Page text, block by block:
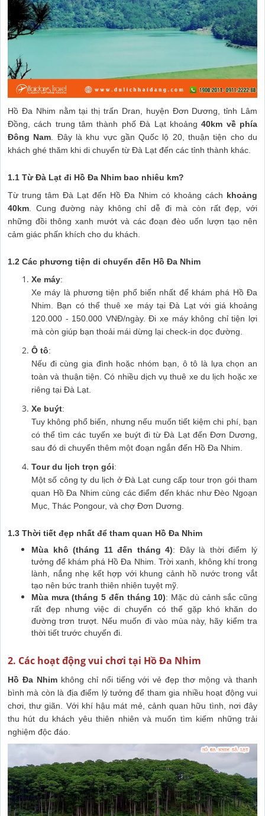
Hồ Đa Nhim nằm tại thị trấn Dran, huyện Đơn Dương, tỉnh Lâm
Đồng, cách trung tâm thành phố Đà Lạt khoảng40km về phía
Đông Nam . Đây là khu vực gần Quốc lộ 20, thuận tiện cho du
khách ghé thăm khi di chuyển từ Đà Lạt đến các tỉnh thành khác.
1.1 Từ Đà Lạt đi Hồ Đa Nhim bao nhiêu km?
Từ trung tâm Đà Lạt đến Hồ Đa Nhim có khoảng cách khoảng
40km . Cung đường này không chỉ dễ đi mà còn rất đẹp, với
những đồi thông xanh mướt và các đoạn đèo uốn lượn tạo nên
cảm giác phấn khích cho du khách.
1.2 Các phương tiện di chuyển đến Hồ Đa Nhim
Xe máy:
Xe máy là phương tiện phổ biến nhất để khám phá Hồ Đa
Nhim. Bạn có thể thuê xe máy tại Đà Lạt với giá khoảng
120.000 - 150.000 VNĐ/ngày. Đi xe máy không chỉ tiện lợi
mà còn giúp bạn thoải mái dừng lại check-in dọc đường.
Ô tô:
Nếu đi cùng gia đình hoặc nhóm bạn, ô tô là lựa chọn an
toàn và thuận tiện. Có nhiều dịch vụ thuê xe du lịch hoặc xe
riêng tại Đà Lạt.
Xe buýt:
Tuy không phổ biến, nhưng nếu muốn tiết kiệm chi phí, bạn
có thể tìm các tuyến xe buýt đi từ Đà Lạt đến Đơn Dương,
sau đó di chuyển thêm một đoạn ngắn đến Hồ Đa Nhim.
Tour du lịch trọn gói:
Một số công ty du lịch ở Đà Lạt cung cấp tour trọn gói tham
quan Hồ Đa Nhim cùng các điểm đến khác như Đèo Ngoạn
Mục, Thác Pongour, và chợ Đơn Dương.
1.3 Thời tiết đẹp nhất để tham quan Hồ Đa Nhim
Mùa khô (tháng 11 đến tháng 4): Đây là thời điểm lý
tưởng để khám phá Hồ Đa Nhim. Trời xanh, không khí trong
lành, nắng nhẹ kết hợp với khung cảnh hồ nước trong vắt
tạo nên bức tranh thiên nhiên tuyệt mỹ.
Mùa mưa (tháng 5 đến tháng 10): Mặc dù cảnh sắc cũng
rất đẹp nhưng việc di chuyển có thể gặp khó khăn do
đường trơn trượt. Nếu muốn đi vào mùa này, hãy kiểm tra
thời tiết trước chuyến đi.
2. Các hoạt động vui chơi tại Hồ Đa Nhim
Hồ Đa Nhim không chỉ nổi tiếng với vẻ đẹp thơ mộng và thanh
bình mà còn là địa điểm lý tưởng để tham gia nhiều hoạt động vui
chơi, thư giãn. Với khí hậu mát mẻ, cảnh quan hữu tình, nơi đây
thu hút du khách yêu thiên nhiên và muốn tìm kiếm những trải
nghiệm độc đáo.